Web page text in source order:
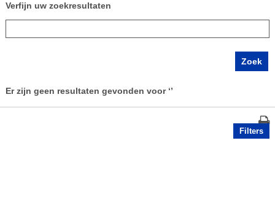
Verfijn uw zoekresultaten
Er zijn geen resultaten gevonden voor ‘’
Filters